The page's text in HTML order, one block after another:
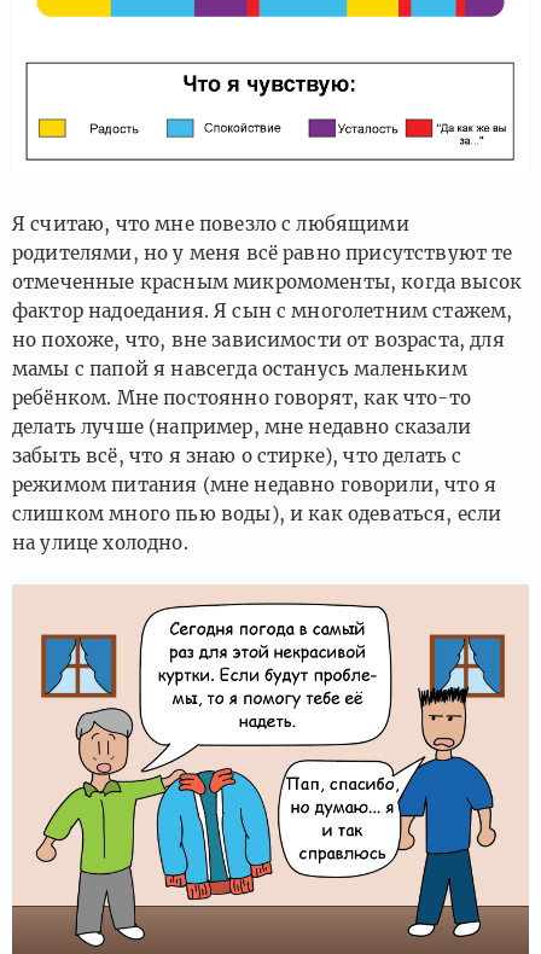
Я считаю, что мне повезло с любящими
родителями, но у меня всё равно присутствуют те
отмеченные красным микромоменты, когда высок
фактор надоедания. Я сын с многолетним стажем,
но похоже, что, вне зависимости от возраста, для
мамы с папой я навсегда останусь маленьким
ребёнком. Мне постоянно говорят, как что-то
делать лучше (например, мне недавно сказали
забыть всё, что я знаю о стирке), что делать с
режимом питания (мне недавно говорили, что я
слишком много пью воды), и как одеваться, если
на улице холодно.